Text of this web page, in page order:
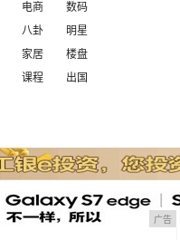
电商
数码
八卦
明星
家居
楼盘
课程
出国
广告